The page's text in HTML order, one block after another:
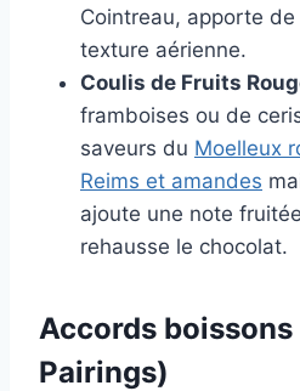
Cointreau, apporte
texture aérienne.
Coulis de Fruits
framboises ou de
saveurs du Moelleux
Reims et amandes
ajoute une note
rehausse le chocolat.
Accords
Pairings)